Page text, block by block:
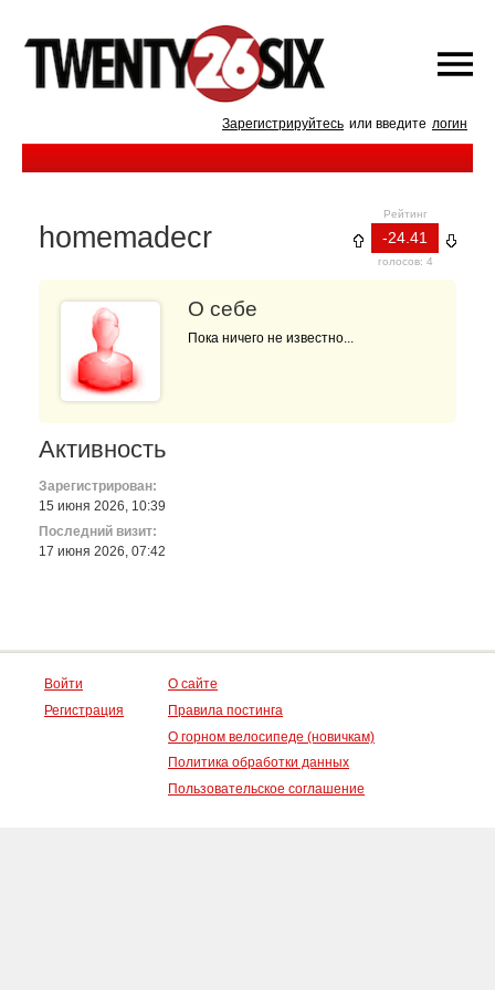
Зарегистрируйтесь или введите логин
Рейтинг
-24.41
голосов: 4
homemadecr
О себе
Пока ничего не известно...
Активность
Зарегистрирован:
15 июня 2026, 10:39
Последний визит:
17 июня 2026, 07:42
Войти
Регистрация
О сайте
Правила постинга
О горном велосипеде (новичкам)
Политика обработки данных
Пользовательское соглашение